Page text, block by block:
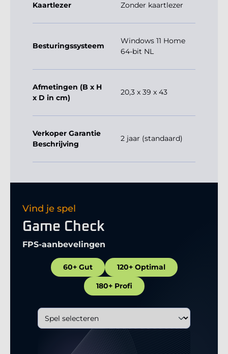
Kaartlezer Zonder kaartlezer
Besturingssysteem
Windows 11 Home
64-bit NL
Afmetingen (B x H
x D in cm)
20,3 x 39 x 43
Verkoper Garantie
Beschrijving
2 jaar (standaard)
Vind je spel
Game Check
FPS-aanbevelingen
60+ Gut 120+ Optimal
180+ Profi